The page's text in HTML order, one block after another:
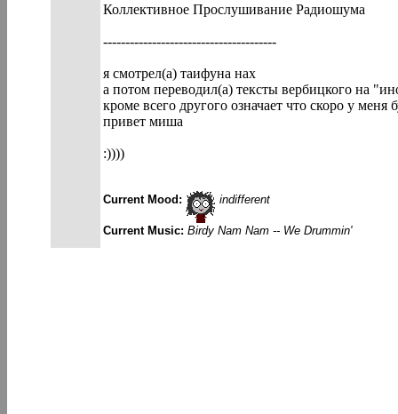
Коллективное Прослушивание Радиошума
---------------------------------------
я смотрел(а) таифуна нах
а потом переводил(a) тексты вербицкого на
кроме всего другого означает что скоро у
привет миша
:))))
Current Mood: indifferent
Current Music: Birdy Nam Nam -- We Drummin'